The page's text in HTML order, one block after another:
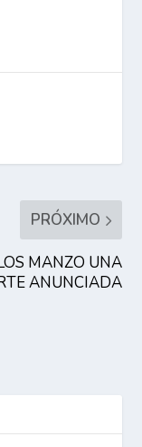
PRÓXIMO
MANZO UNA
ANUNCIADA